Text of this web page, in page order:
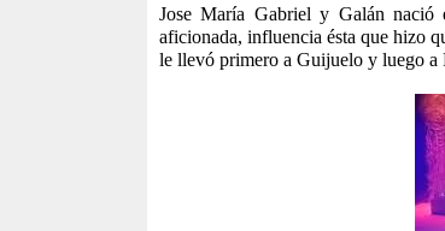
Jose María Gabriel y Galán nació
aficionada, influencia ésta que hizo
le llevó primero a Guijuelo y luego a